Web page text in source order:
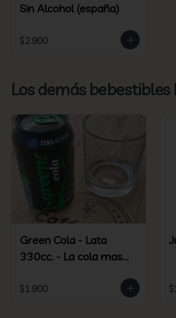
Sin Alcohol (españa)
$2.900
Los demás bebestibles
Green Cola - Lata
330cc. - La cola mas
$1.900